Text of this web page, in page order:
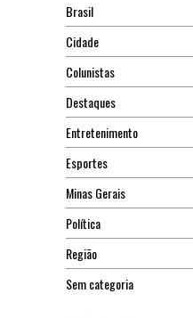
Brasil
Cidade
Colunistas
Destaques
Entretenimento
Esportes
Minas Gerais
Política
Região
Sem categoria